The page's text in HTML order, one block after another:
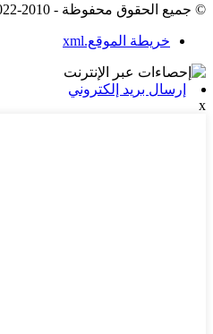
© جميع الحقوق محفوظة - 2010-2022.
خريطة الموقع.xml
إرسال بريد إلكتروني
x